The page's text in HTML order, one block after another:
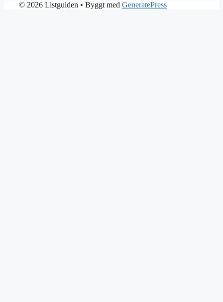
© 2026 Listguiden • Byggt med GeneratePress